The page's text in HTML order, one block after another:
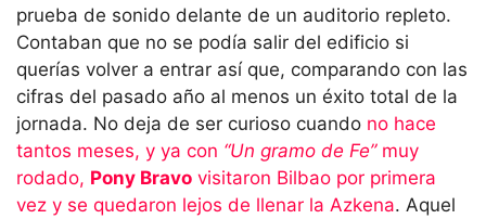
prueba de sonido delante de un auditorio repleto.
Contaban que no se podía salir del edificio si
querías volver a entrar así que, comparando con las
cifras del pasado año al menos un éxito total de la
jornada. No deja de ser curioso cuando no hace
tantos meses, y ya con “Un gramo de Fe”muy
rodado, Pony Bravo visitaron Bilbao por primera
vez y se quedaron lejos de llenar la Azkena. Aquel